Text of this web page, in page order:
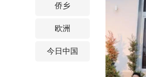
侨乡
欧洲
今日中国